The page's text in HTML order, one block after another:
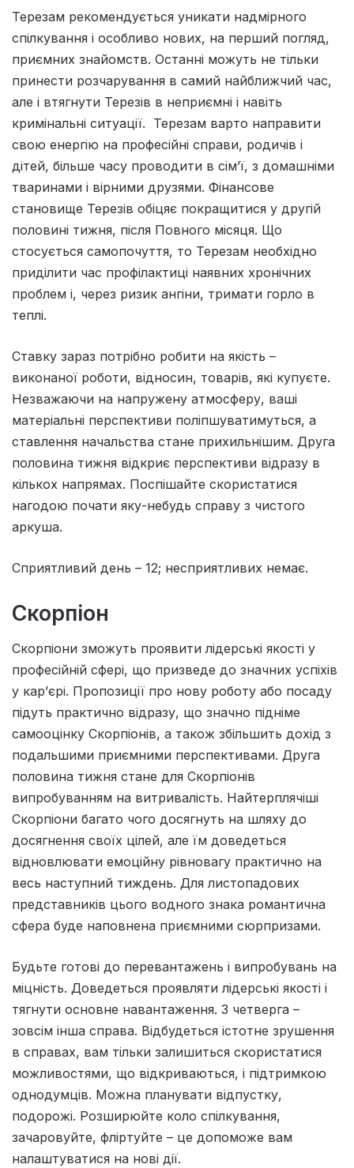
Терезам рекомендується уникати надмірного
спілкування і особливо нових, на перший погляд,
приємних знайомств. Останні можуть не тільки
принести розчарування в самий найближчий час,
але і втягнути Терезів в неприємні і навіть
кримінальні ситуації. Терезам варто направити
свою енергію на професійні справи, родичів і
дітей, більше часу проводити в сім’ї, з домашніми
тваринами і вірними друзями. Фінансове
становище Терезів обіцяє покращитися у другій
половині тижня, після Повного місяця. Що
стосується самопочуття, то Терезам необхідно
приділити час профілактиці наявних хронічних
проблем і, через ризик ангіни, тримати горло в
теплі.
Ставку зараз потрiбно робити на якiсть –
виконаної роботи, вiдносин, товарiв, якi купуєте.
Незважаючи на напружену атмосферу, вашi
матерiальнi перспективи полiпшуватимуться, а
ставлення начальства стане прихильнiшим. Друга
половина тижня вiдкриє перспективи вiдразу в
кiлькох напрямах. Поспiшайте скористатися
нагодою почати яку-небудь справу з чистого
аркуша.
Сприятливий день – 12; несприятливих немає.
Скорпіон
Скорпіони зможуть проявити лідерські якості у
професійній сфері, що призведе до значних успіхів
у кар’єрі. Пропозиції про нову роботу або посаду
підуть практично відразу, що значно підніме
самооцінку Скорпіонів, а також збільшить дохід з
подальшими приємними перспективами. Друга
половина тижня стане для Скорпіонів
випробуванням на витривалість. Найтерплячіші
Скорпіони багато чого досягнуть на шляху до
досягнення своїх цілей, але їм доведеться
відновлювати емоційну рівновагу практично на
весь наступний тиждень. Для листопадових
представників цього водного знака романтична
сфера буде наповнена приємними сюрпризами.
Будьте готовi до перевантажень i випробувань на
мiцнiсть. Доведеться проявляти лiдерськi якостi i
тягнути основне навантаження. З четверга –
зовсiм iнша справа. Вiдбудеться iстотне зрушення
в справах, вам тiльки залишиться скористатися
можливостями, що вiдкриваються, i пiдтримкою
однодумцiв. Можна планувати вiдпустку,
подорожi. Розширюйте коло спiлкування,
зачаровуйте, флiртуйте – це допоможе вам
налаштуватися на новi дiї.